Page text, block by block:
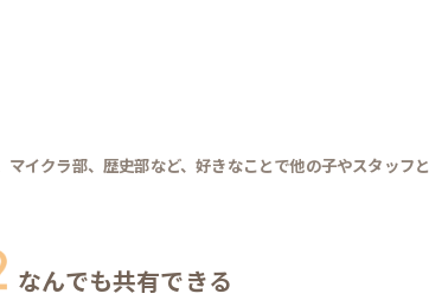
イクラ部、歴史部など、好きなことで他の子やスタッフと
なんでも共有できる